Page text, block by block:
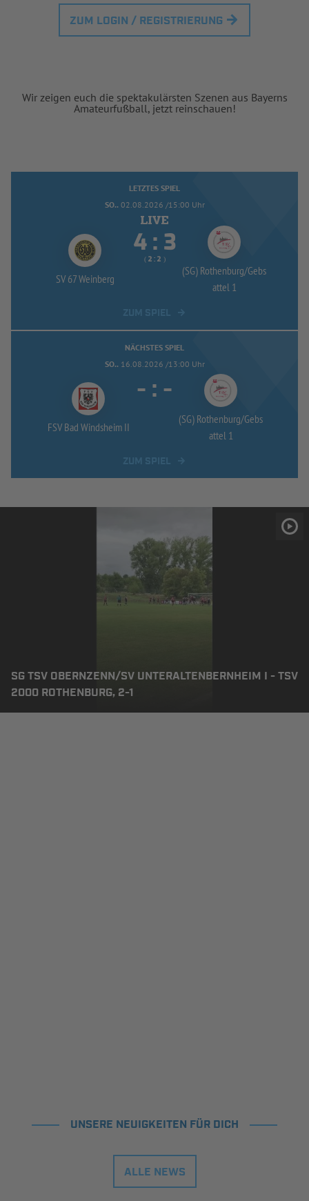
ZUM LOGIN / REGISTRIERUNG
Wir zeigen euch die spektakulärsten Szenen aus Bayerns
Amateurfußball, jetzt reinschauen!
LETZTES SPIEL
SO.. 02.08.2026 /15:00 Uhr
SV 67 Weinberg
 : 
(  :  )
(SG) Rothenburg/Gebs
attel 1
NÄCHSTES SPIEL
SO.. 16.08.2026 /13:00 Uhr
FSV Bad Windsheim II
- : -
(SG) Rothenburg/Gebs
attel 1
SG TSV OBERNZENN/SV UNTERALTENBERNHEIM I - TSV
2000 ROTHENBURG, 2-1
UNSERE NEUIGKEITEN FÜR DICH
ALLE NEWS